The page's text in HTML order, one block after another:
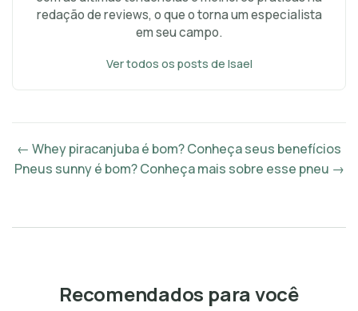
redação de reviews, o que o torna um especialista
em seu campo.
Ver todos os posts de Isael
← Whey piracanjuba é bom? Conheça seus benefícios
Pneus sunny é bom? Conheça mais sobre esse pneu →
Recomendados para você